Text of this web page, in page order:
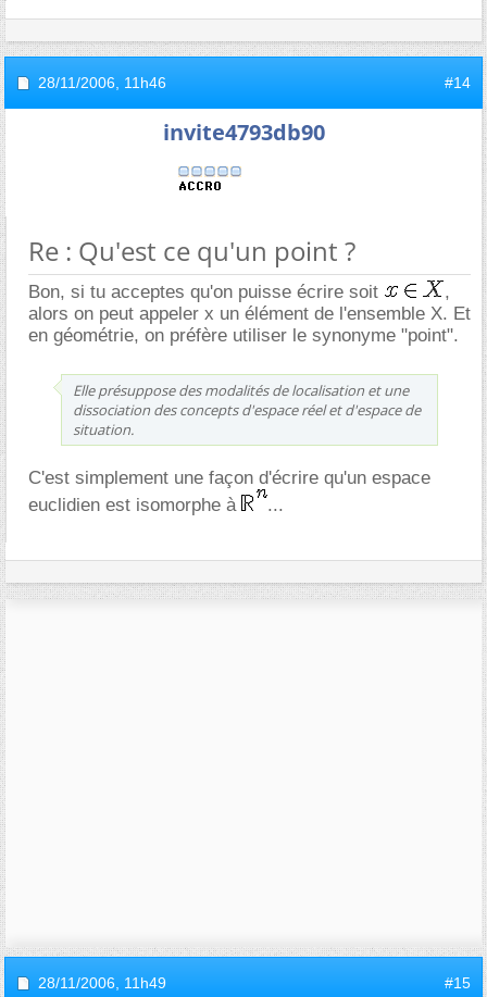
28/11/2006, 11h46 #14
invite4793db90
Re : Qu'est ce qu'un point ?
Bon, si tu acceptes qu'on puisse écrire soit
,
alors on peut appeler x un élément de l'ensemble X. Et
en géométrie, on préfère utiliser le synonyme "point".
Elle présuppose des modalités de localisation et une
dissociation des concepts d'espace réel et d'espace de
situation.
C'est simplement une façon d'écrire qu'un espace
euclidien est isomorphe à
...
28/11/2006, 11h49 #15